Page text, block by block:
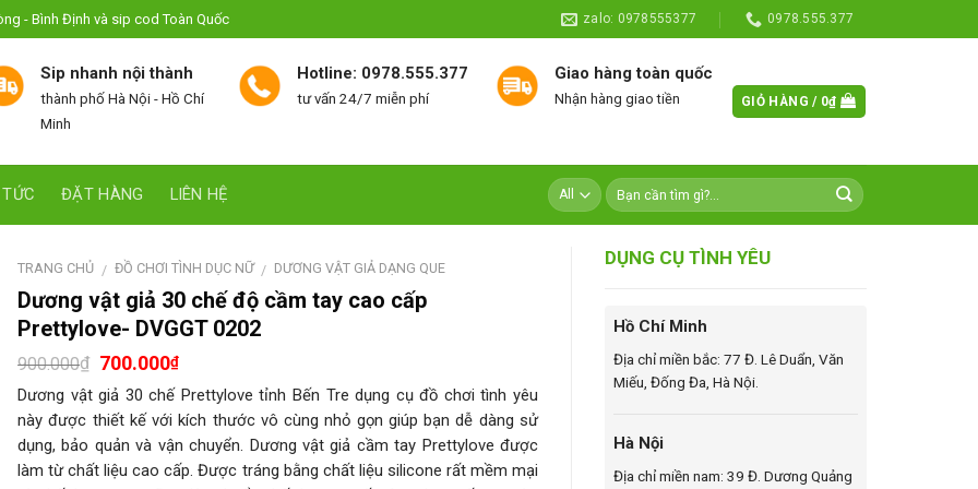
- Bình Định và sip cod Toàn Quốc zalo: 0978555377 0978.555.377
Sip nhanh nội thành
thành phố Hà Nội - Hồ Chí
Minh
Hotline: 0978.555.377
tư vấn 24/7 miễn phí
Giao hàng toàn quốc
Nhận hàng giao tiền GIỎ HÀNG / 0₫
ĐẶT HÀNG LIÊN HỆ
DỤNG CỤ TÌNH YÊU
Hồ Chí Minh
Địa chỉ miền bắc: 77 Đ. Lê Duẩn, Văn
Miếu, Đống Đa, Hà Nội.
Hà Nội
Địa chỉ miền nam: 39 Đ. Dương Quảng
TRANG CHỦ / ĐỒ CHƠI TÌNH DỤC NỮ / DƯƠNG VẬT GIẢ DẠNG QUE
Dương vật giả 30 chế độ cầm tay cao cấp
Prettylove- DVGGT 0202
900.000₫ 700.000₫
Dương vật giả 30 chế Prettylove tỉnh Bến Tre dụng cụ đồ chơi tình yêu
này được thiết kế với kích thước vô cùng nhỏ gọn giúp bạn dễ dàng sử
dụng, bảo quản và vận chuyển. Dương vật giả cầm tay Prettylove được
làm từ chất liệu cao cấp. Được tráng bằng chất liệu silicone rất mềm mại